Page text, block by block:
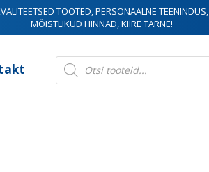
TOOTED, PERSONAALNE TEENINDUS,
MÕISTLIKUD HINNAD, KIIRE TARNE!
Products
search